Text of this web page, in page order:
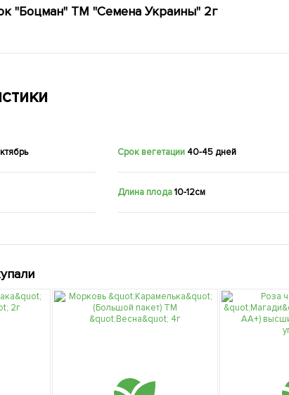
"Боцман" ТМ "Семена Украины" 2г
Срок вегетации 40-45 дней
Длина плода10-12см